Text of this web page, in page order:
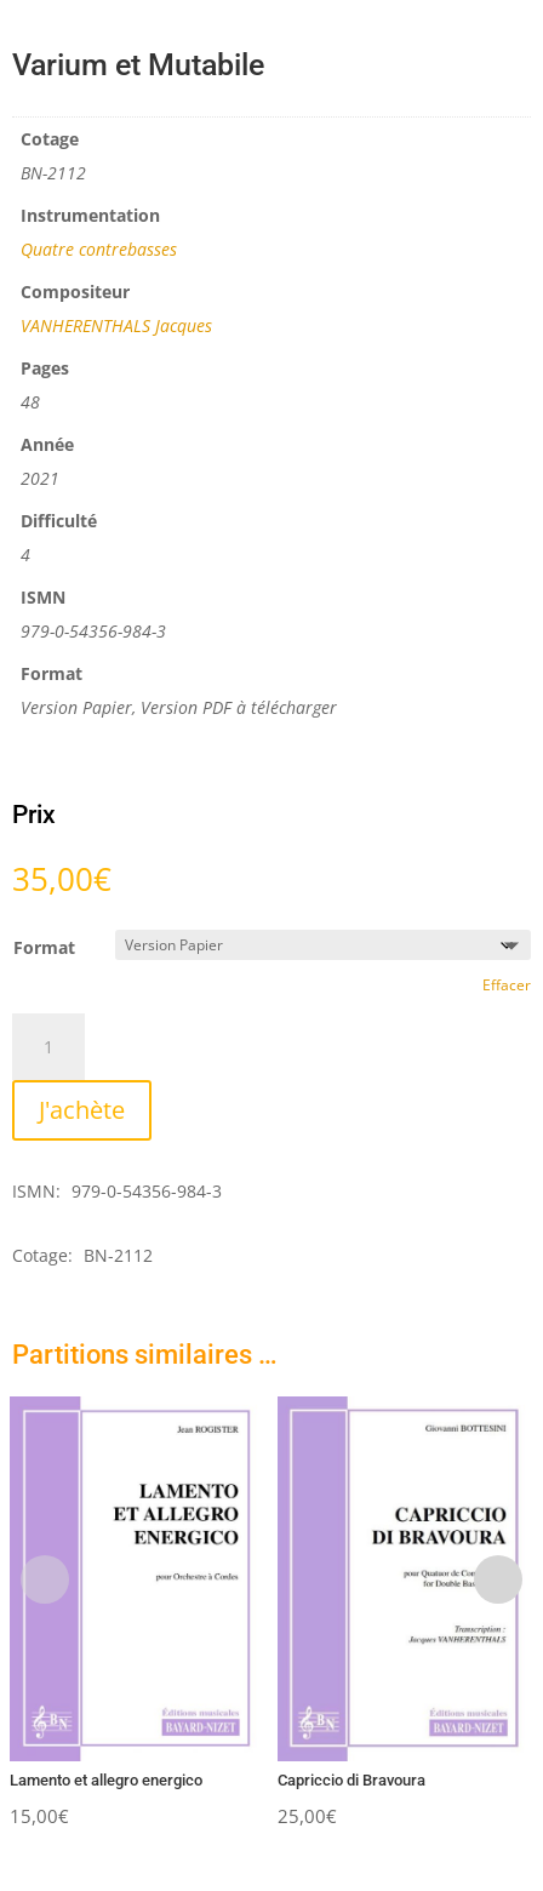
Varium et Mutabile
Cotage
BN-2112
Instrumentation
Quatre contrebasses
Compositeur
VANHERENTHALS Jacques
Pages
48
Année
2021
Difficulté
4
ISMN
979-0-54356-984-3
Format
Version Papier, Version PDF à télécharger
Prix
35,00€
Format
Effacer
Varium
Mutabile
J'achète
ISMN: 979-0-54356-984-3
Cotage: BN-2112
Partitions similaires …
Lamento et allegro energico
15,00€
Capriccio di Bravoura
25,00€